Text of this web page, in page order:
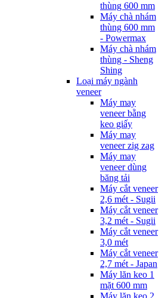
thùng 600 mm
Máy chà nhám
thùng 600 mm
- Powermax
Máy chà nhám
thùng - Sheng
Shing
Loại máy ngành
veneer
Máy may
veneer bằng
keo giấy
Máy may
veneer zig zag
Máy may
veneer dùng
băng tải
Máy cắt veneer
2,6 mét - Sugii
Máy cắt veneer
3,2 mét - Sugii
Máy cắt veneer
3,0 mét
Máy cắt veneer
2,7 mét - Japan
Máy lăn keo 1
mặt 600 mm
Máy lăn keo 2